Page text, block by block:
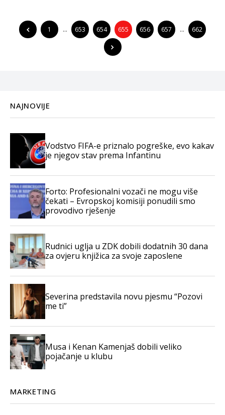
1 … 653 654 655 656 657 … 662
NAJNOVIJE
Vodstvo FIFA-e priznalo pogreške, evo kakav
je njegov stav prema Infantinu
Forto: Profesionalni vozači ne mogu više
čekati – Evropskoj komisiji ponudili smo
provodivo rješenje
Rudnici uglja u ZDK dobili dodatnih 30 dana
za ovjeru knjižica za svoje zaposlene
Severina predstavila novu pjesmu “Pozovi
me ti”
Musa i Kenan Kamenjaš dobili veliko
pojačanje u klubu
MARKETING